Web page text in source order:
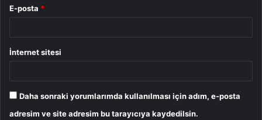
E-posta *
İnternet sitesi
Daha sonraki yorumlarımda kullanılması için adım, e-posta
adresim ve site adresim bu tarayıcıya kaydedilsin.